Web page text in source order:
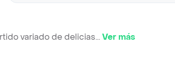
variado de delicias...Ver más